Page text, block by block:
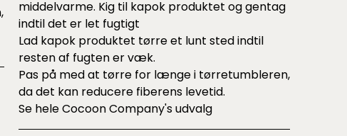
middelvarme. Kig til kapok produktet og gentag
indtil det er let fugtigt
Lad kapok produktet tørre et lunt sted indtil
resten af fugten er væk.
Pas på med at tørre for længe i tørretumbleren,
da det kan reducere fiberens levetid.
Se heleCocoon Company's udvalg